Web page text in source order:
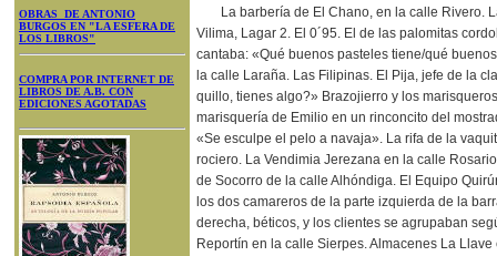
OBRAS DE ANTONIO
BURGOS EN "LA ESFERA DE
LOS LIBROS"
COMPRA POR INTERNET DE
LIBROS DE A.B. CON
EDICIONES AGOTADAS
La barbería de El Chano, en la calle Rivero.
Vilima, Lagar 2. El 0´95. El de las palomitas
cantaba: «Qué buenos pasteles tiene/qué
la calle Laraña. Las Filipinas. El Pija, jefe de la
quillo, tienes algo?» Brazojierro y los
marisquería de Emilio en un rinconcito del
«Se esculpe el pelo a navaja». La rifa de la
rociero. La Vendimia Jerezana en la calle
de Socorro de la calle Alhóndiga. El Equipo
los dos camareros de la parte izquierda de la
derecha, béticos, y los clientes se agrupaban
Reportín en la calle Sierpes. Almacenes La